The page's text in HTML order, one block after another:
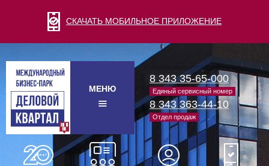
СКАЧАТЬ МОБИЛЬНОЕ ПРИЛОЖЕНИЕ
МЕНЮ
8 343 35-65-000
Единый сервисный номер
8 343 363-44-10
Отдел продаж